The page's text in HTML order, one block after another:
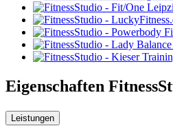
Eigenschaften
Leistungen